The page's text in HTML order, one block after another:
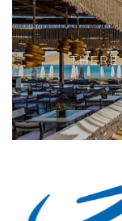
Γλώσσα
Ελληνικά